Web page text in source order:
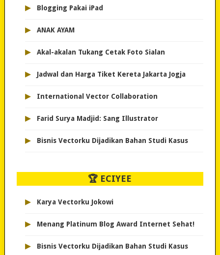
▸ Blogging Pakai iPad
▸ ANAK AYAM
▸ Akal-akalan Tukang Cetak Foto Sialan
▸ Jadwal dan Harga Tiket Kereta Jakarta Jogja
▸ International Vector Collaboration
▸ Farid Surya Madjid: Sang Illustrator
▸ Bisnis Vectorku Dijadikan Bahan Studi Kasus
🏆 ECIYEE
▸ Karya Vectorku Jokowi
▸ Menang Platinum Blog Award Internet Sehat!
▸ Bisnis Vectorku Dijadikan Bahan Studi Kasus